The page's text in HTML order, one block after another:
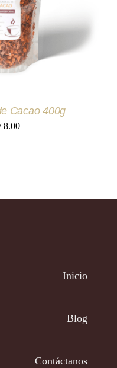
Cacao 400g
8.00
Inicio
Blog
Contáctanos